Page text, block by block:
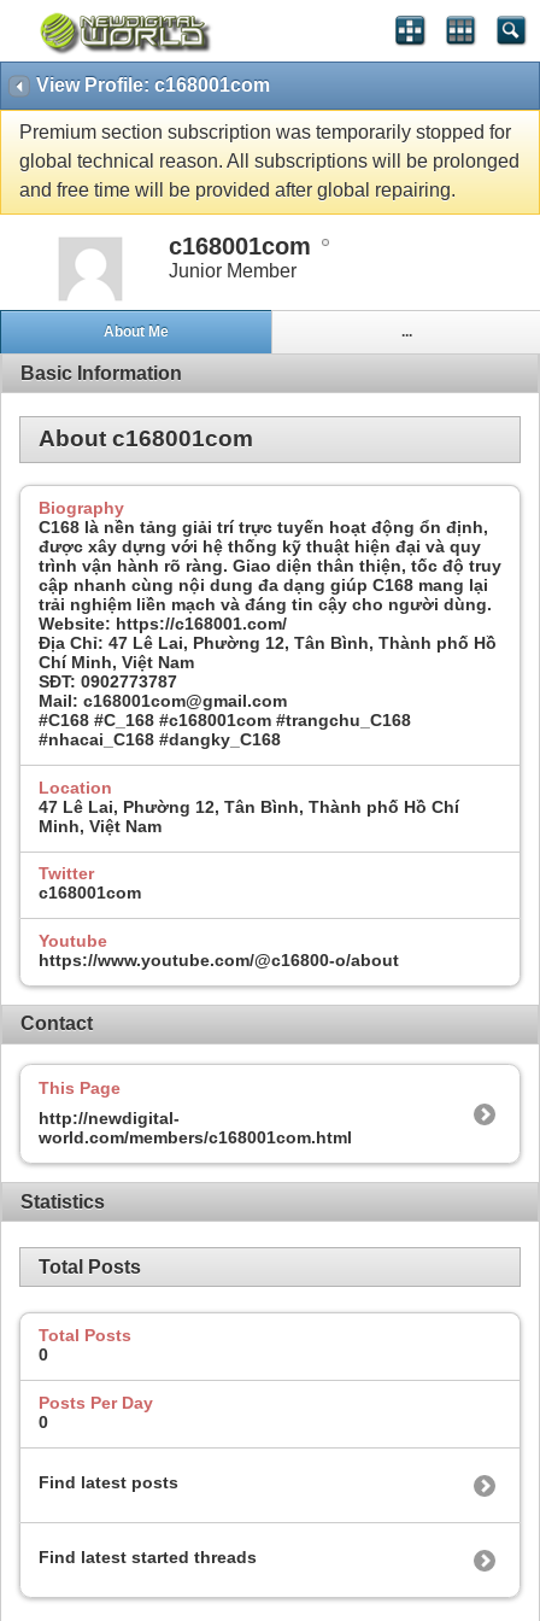
View Profile: c168001com
Premium section subscription was temporarily stopped for
global technical reason. All subscriptions will be prolonged
and free time will be provided after global repairing.
c168001com
Junior Member
About Me ...
Basic Information
About c168001com
Biography
C168 là nền tảng giải trí trực tuyến hoạt động ổn định,
được xây dựng với hệ thống kỹ thuật hiện đại và quy
trình vận hành rõ ràng. Giao diện thân thiện, tốc độ truy
cập nhanh cùng nội dung đa dạng giúp C168 mang lại
trải nghiệm liền mạch và đáng tin cậy cho người dùng.
Website: https://c168001.com/
Địa Chỉ: 47 Lê Lai, Phường 12, Tân Bình, Thành phố Hồ
Chí Minh, Việt Nam
SĐT: 0902773787
Mail: c168001com@gmail.com
#C168 #C_168 #c168001com #trangchu_C168
#nhacai_C168 #dangky_C168
Location
47 Lê Lai, Phường 12, Tân Bình, Thành phố Hồ Chí
Minh, Việt Nam
Twitter
c168001com
Youtube
https://www.youtube.com/@c16800-o/about
Contact
This Page
http://newdigital-
world.com/members/c168001com.html
Statistics
Total Posts
Total Posts
0
Posts Per Day
0
Find latest posts
Find latest started threads